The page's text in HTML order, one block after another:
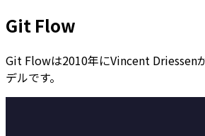
Git Flow
Git Flowは2010年にVincent Driessen
デルです。